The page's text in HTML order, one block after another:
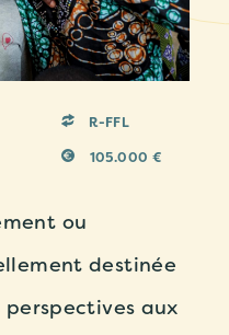
R-FFL
105.000 €
ou
destinée
aux